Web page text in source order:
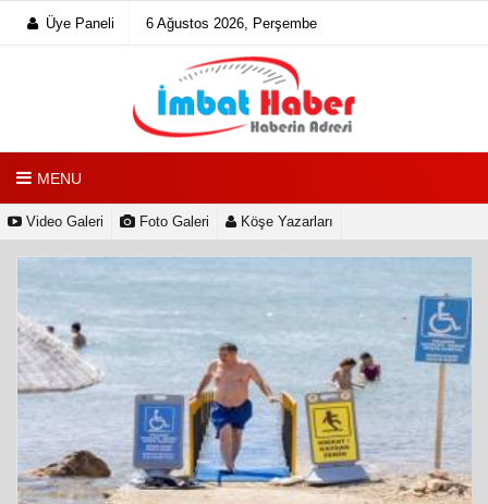
Üye Paneli 6 Ağustos 2026, Perşembe
MENU
Video Galeri Foto Galeri Köşe Yazarları